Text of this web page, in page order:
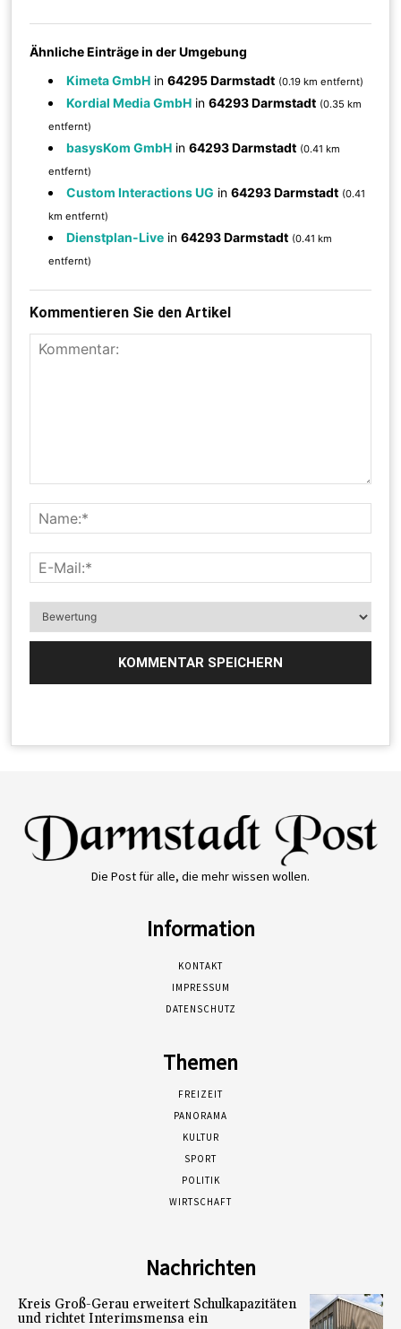
Ähnliche Einträge in der Umgebung
Kimeta GmbH in64295 Darmstadt (0.19 km entfernt)
Kordial Media GmbH in64293 Darmstadt (0.35 km
entfernt)
basysKom GmbH in64293 Darmstadt (0.41 km
entfernt)
Custom Interactions UG in64293 Darmstadt (0.41
km entfernt)
Dienstplan-Live in64293 Darmstadt (0.41 km
entfernt)
Kommentieren Sie den Artikel
Die Post für alle, die mehr wissen wollen.
Information
KONTAKT
IMPRESSUM
DATENSCHUTZ
Themen
FREIZEIT
PANORAMA
KULTUR
SPORT
POLITIK
WIRTSCHAFT
Nachrichten
Kreis Groß-Gerau erweitert Schulkapazitäten
und richtet Interimsmensa ein